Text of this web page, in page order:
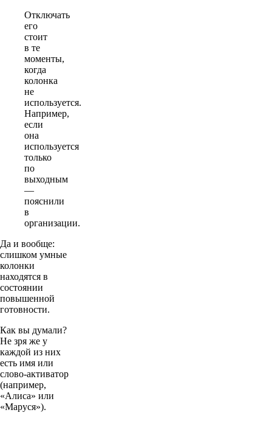
Отключать
его
стоит
в те
моменты,
когда
колонка
не
используется.
Например,
если
она
используется
только
по
выходным
—
пояснили
в
организации.
Да и вообще:
слишком умные
колонки
находятся в
состоянии
повышенной
готовности.
Как вы думали?
Не зря же у
каждой из них
есть имя или
слово-активатор
(например,
«Алиса» или
«Маруся»).